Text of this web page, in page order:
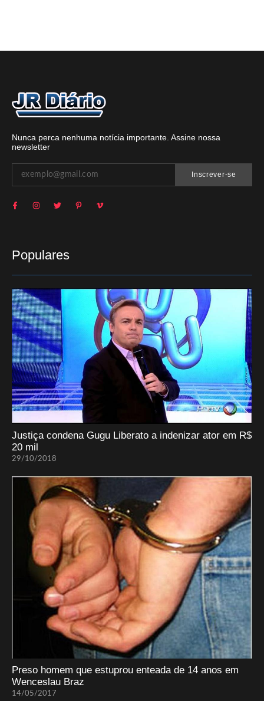
Nunca perca nenhuma notícia importante. Assine nossa
newsletter
Inscrever-se
Populares
Justiça condena Gugu Liberato a indenizar ator em R$
20 mil
29/10/2018
Preso homem que estuprou enteada de 14 anos em
Wenceslau Braz
14/05/2017